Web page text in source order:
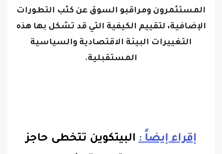
المستثمرون ومراقبو السوق عن كثب التطورات
الإضافية، لتقييم الكيفية التي قد تشكل بها هذه
التغييرات البيئة الاقتصادية والسياسية
المستقبلية.
إقراء إيضاً : البيتكوين تتخطى حاجز